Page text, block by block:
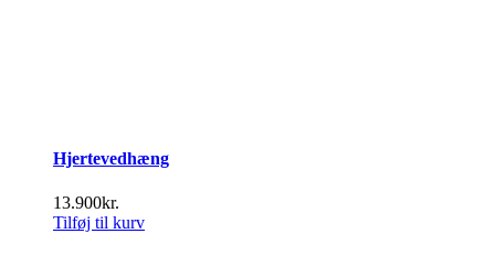
Hjertevedhæng
13.900kr.
Tilføj til kurv